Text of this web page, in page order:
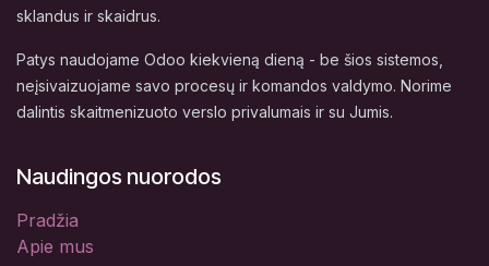
sklandus ir skaidrus.
Patys naudojame Odoo kiekvieną dieną - be šios sistemos,
neįsivaizuojame savo procesų ir komandos valdymo. Norime
dalintis skaitmenizuoto verslo privalumais ir su Jumis.
Naudingos nuorodos
Pradžia
Apie mus